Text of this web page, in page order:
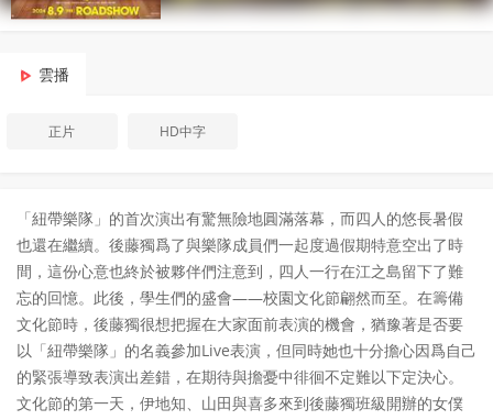
雲播
正片 HD中字
「紐帶樂隊」的首次演出有驚無險地圓滿落幕，而四人的悠長暑假
也還在繼續。後藤獨爲了與樂隊成員們一起度過假期特意空出了時
間，這份心意也終於被夥伴們注意到，四人一行在江之島留下了難
忘的回憶。此後，學生們的盛會——校園文化節翩然而至。在籌備
文化節時，後藤獨很想把握在大家面前表演的機會，猶豫著是否要
以「紐帶樂隊」的名義參加Live表演，但同時她也十分擔心因爲自己
的緊張導致表演出差錯，在期待與擔憂中徘徊不定難以下定決心。
文化節的第一天，伊地知、山田與喜多來到後藤獨班級開辦的女僕